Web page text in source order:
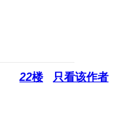
22楼 只看该作者